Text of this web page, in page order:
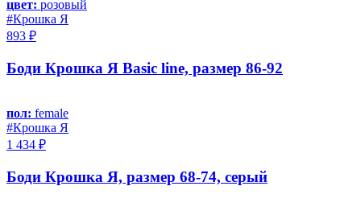
цвет: розовый
#Крошка Я
893 ₽
Боди Крошка Я Basic line, размер 86-92
пол: female
#Крошка Я
1 434 ₽
Боди Крошка Я, размер 68-74, серый